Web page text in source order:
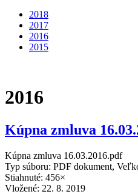
2018
2017
2016
2015
2016
Kúpna zmluva
Kúpna zmluva 16.03.2016.pdf
Typ súboru: PDF dokument,
Stiahnuté: 456×
Vložené: 22. 8. 2019